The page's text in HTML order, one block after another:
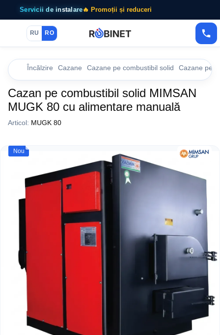
Servicii de instalare🔥 Promoții și reduceri
RU RO
Încălzire Cazane Cazane pe combustibil solid Cazane pe
Cazan pe combustibil solid MIMSAN
MUGK 80 cu alimentare manuală
Articol: MUGK 80
Nou